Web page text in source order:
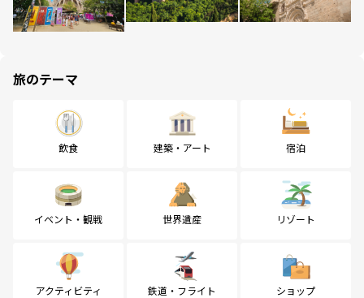
旅のテーマ
飲食 建築・アート 宿泊
イベント・観戦 世界遺産 リゾート
アクティビティ 鉄道・フライト ショップ